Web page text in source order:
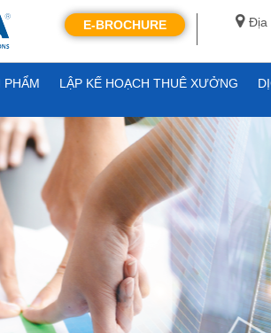
Địa
E-BROCHURE
PHẨM LẬP KẾ HOẠCH THUÊ XƯỞNG